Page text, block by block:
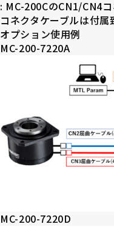
: MC-200CのCN1/CN4
コネクタケーブルは付属
オプション使用例
MC-200-7220A
MC-200-7220D